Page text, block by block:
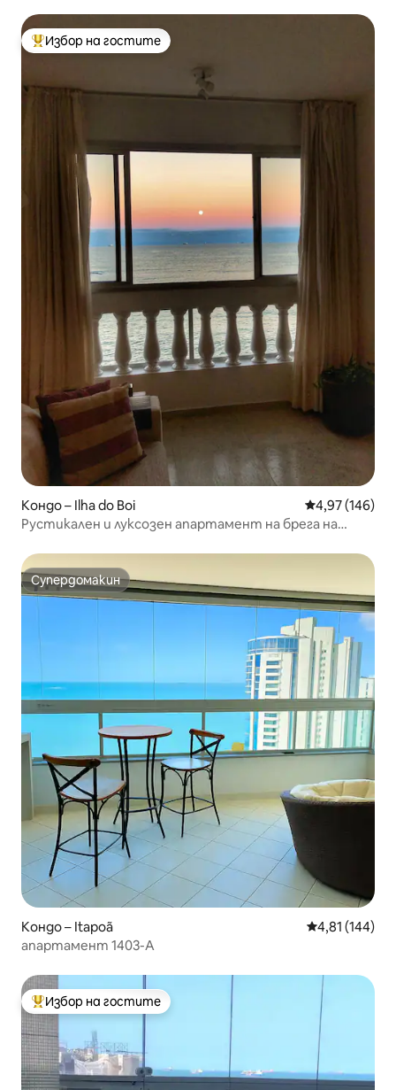
Най-популярен избор на гостите
Избор на гостите
Кондо – Ilha do Boi Средна
4,97 (146)
Рустикален и луксозен апартамент на брега на
Супердомакин
Супердомакин
Кондо – Itapoã Средна
4,81 (144)
апартамент 1403-А
Най-популярен избор на гостите
Избор на гостите